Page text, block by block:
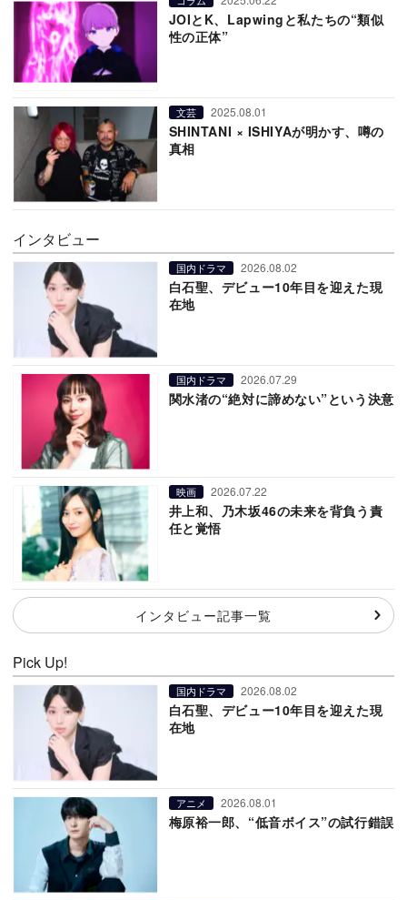
JOIとK、Lapwingと私たちの“類似
性の正体”
文芸 2025.08.01
SHINTANI × ISHIYAが明かす、噂の
真相
インタビュー
国内ドラマ 2026.08.02
白石聖、デビュー10年目を迎えた現
在地
国内ドラマ 2026.07.29
関水渚の“絶対に諦めない”という決意
映画 2026.07.22
井上和、乃木坂46の未来を背負う責
任と覚悟
インタビュー記事一覧
Pick Up!
国内ドラマ 2026.08.02
白石聖、デビュー10年目を迎えた現
在地
アニメ 2026.08.01
梅原裕一郎、“低音ボイス”の試行錯誤